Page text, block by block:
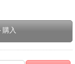
購入